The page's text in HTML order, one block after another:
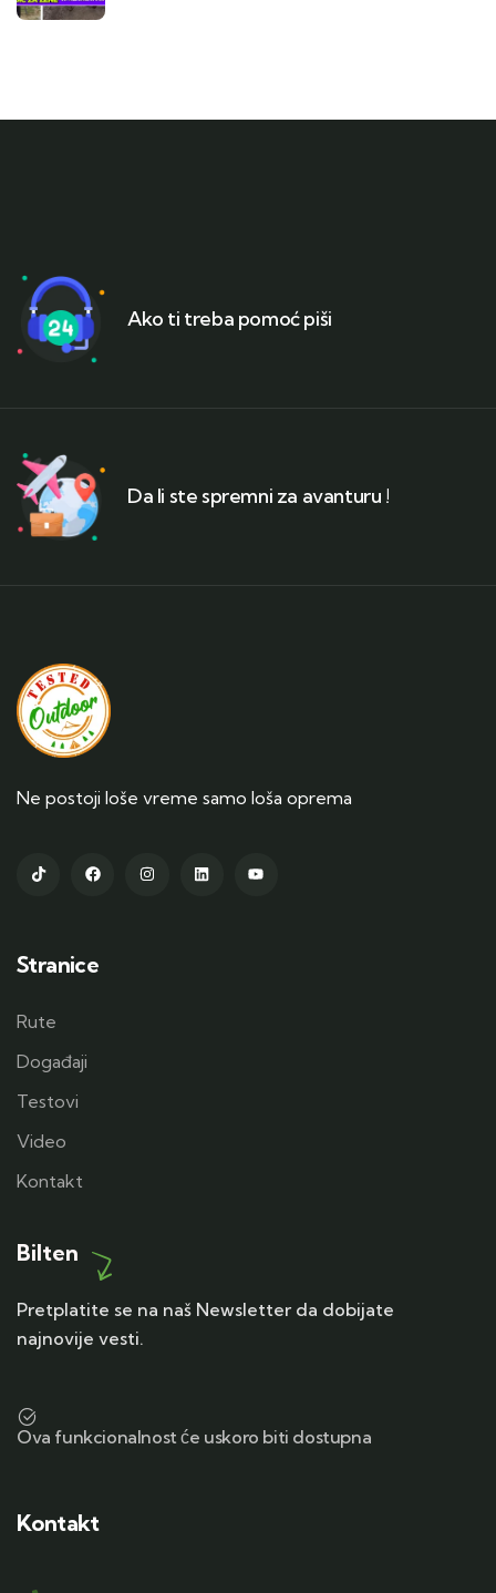
Ako ti treba pomoć piši
Da li ste spremni za avanturu !
Ne postoji loše vreme samo loša oprema
Stranice
Rute
Događaji
Testovi
Video
Kontakt
Bilten
Pretplatite se na naš Newsletter da dobijate
najnovije vesti.
Ova funkcionalnost će uskoro biti dostupna
Kontakt